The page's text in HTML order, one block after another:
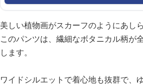
美しい植物画がスカーフのようにあし
このパンツは、繊細なボタニカル柄が
します。
ワイドシルエットで着心地も抜群で、